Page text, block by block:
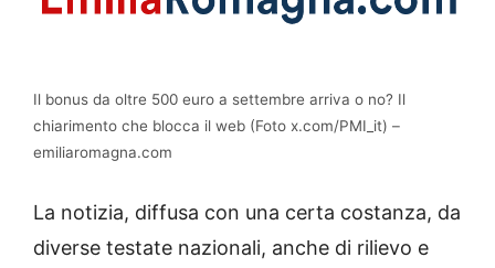
Il bonus da oltre 500 euro a settembre arriva o no? Il
chiarimento che blocca il web (Foto x.com/PMI_it) –
emiliaromagna.com
La notizia, diffusa con una certa costanza, da
diverse testate nazionali, anche di rilievo e